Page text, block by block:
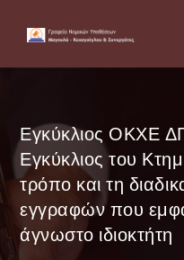
Εγκύκλιος ΟΚΧΕ
Εγκύκλιος του
τρόπο και τη
εγγραφών που
άγνωστο ιδιοκτήτη